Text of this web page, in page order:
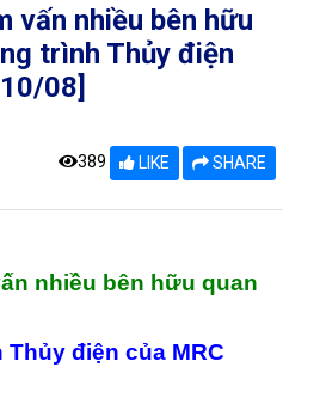
vấn nhiều bên hữu
trình Thủy điện
08]
389 LIKE SHARE
nhiều bên hữu quan
điện của MRC